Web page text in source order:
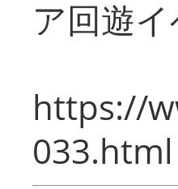
ア回遊
https://
033.html